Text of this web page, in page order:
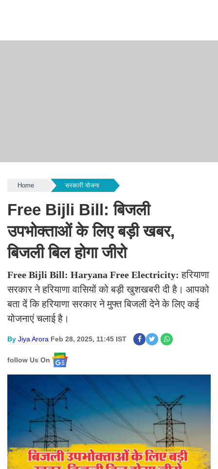
Home सरकारी योजना
Free Bijli Bill: बिजली
उपभोक्ताओं के लिए बड़ी खबर,
बिजली बिल होगा जीरो
Free Bijli Bill: Haryana Free Electricity:हरियाणा
सरकार ने हरियाणा वासियों को बड़ी खुशखबरी दी है। आपको
बता दें कि हरियाणा सरकार ने मुफ्त बिजली देने के लिए कई
योजनाएं चलाई है।
By Jiya Arora Feb 28, 2025, 11:45 IST
follow Us On